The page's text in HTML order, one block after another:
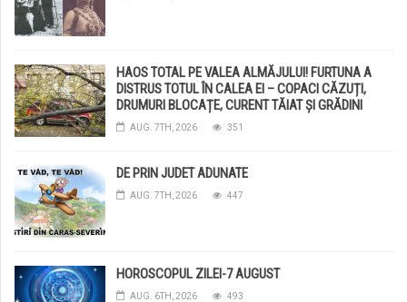
HAOS TOTAL PE VALEA ALMĂJULUI! FURTUNA A
DISTRUS TOTUL ÎN CALEA EI – COPACI CĂZUȚI,
DRUMURI BLOCAȚE, CURENT TĂIAT ȘI GRĂDINI
DISTRUSE DE GRINDINĂ!
AUG. 7TH, 2026 351
DE PRIN JUDET ADUNATE
AUG. 7TH, 2026 447
HOROSCOPUL ZILEI-7 AUGUST
AUG. 6TH, 2026 493